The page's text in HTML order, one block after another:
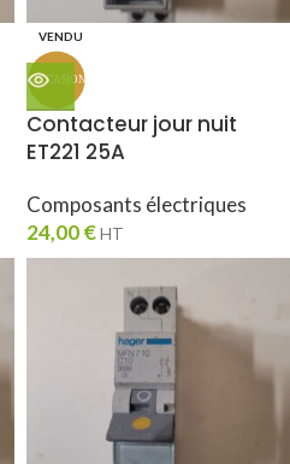
VENDU
Contacteur jour nuit
ET221 25A
Composants électriques
24,00€HT